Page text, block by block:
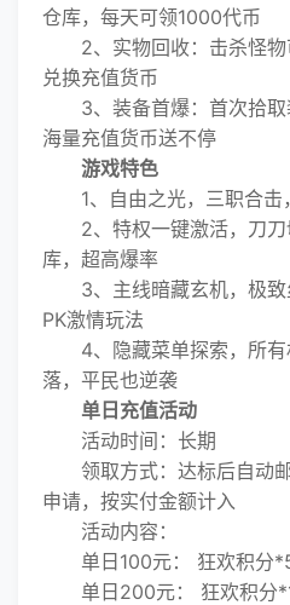
仓库，每天可领1000代币
2、实物回收：击杀怪物
兑换充值货币
3、装备首爆：首次拾取
海量充值货币送不停
游戏特色
1、自由之光，三职合击
2、特权一键激活，刀刀
库，超高爆率
3、主线暗藏玄机，极致
PK激情玩法
4、隐藏菜单探索，所有
落，平民也逆袭
单日充值活动
活动时间：长期
领取方式：达标后自动邮
申请，按实付金额计入
活动内容：
单日100元： 狂欢积分
单日200元： 狂欢积分